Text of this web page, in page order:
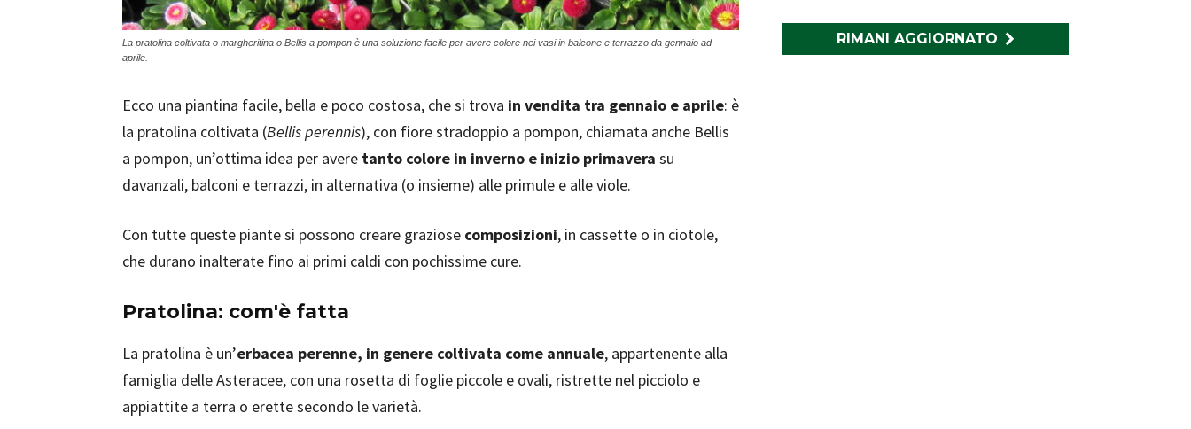
La pratolina coltivata o margheritina o Bellis a pompon è una soluzione facile per avere colore nei vasi in balcone e terrazzo da gennaio ad
aprile.
Ecco una piantina facile, bella e poco costosa, che si trova in vendita tra gennaio e aprile: è
la pratolina coltivata (Bellis perennis), con fiore stradoppio a pompon, chiamata anche Bellis
a pompon, un’ottima idea per avere tanto colore in inverno e inizio primavera su
davanzali, balconi e terrazzi, in alternativa (o insieme) alle primule e alle viole.
Con tutte queste piante si possono creare graziose composizioni, in cassette o in ciotole,
che durano inalterate fino ai primi caldi con pochissime cure.
Pratolina: com'è fatta
La pratolina è un’erbacea perenne, in genere coltivata come annuale, appartenente alla
famiglia delle Asteracee, con una rosetta di foglie piccole e ovali, ristrette nel picciolo e
appiattite a terra o erette secondo le varietà.
RIMANI AGGIORNATO